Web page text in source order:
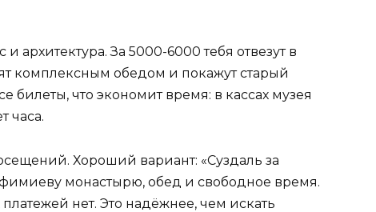
архитектура. За 5000-6000 тебя отвезут в
комплексным обедом и покажут старый
билеты, что экономит время: в кассах музея
часа.
Хороший вариант: «Суздаль за
монастырю, обед и свободное время.
нет. Это надёжнее, чем искать